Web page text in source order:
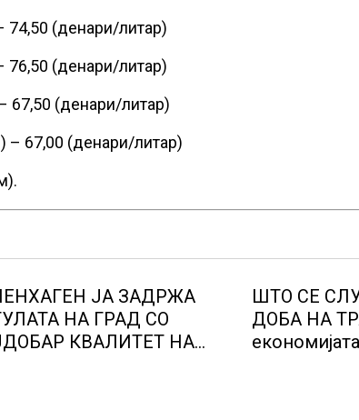
(денари/литар)
(денари/литар)
(денари/литар)
– 67,00 (денари/литар)
ЈА ЗАДРЖА
НА ГРАД СО
КВАЛИТЕТ НА
ШТО СЕ
ДОБА НА